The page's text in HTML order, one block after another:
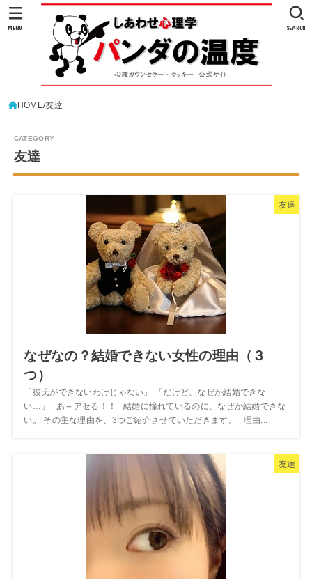
SEARCH
MENU
HOME 友達
友達
友達
なぜなの？結婚できない女性の理由（３
つ）
「彼氏ができないわけじゃない」 「だけど、なぜか結婚できな
い…」 あ～アセる！！ 結婚に憧れているのに、なぜか結婚できな
い。 その主な理由を、3つご紹介させていただきます。 理由...
友達